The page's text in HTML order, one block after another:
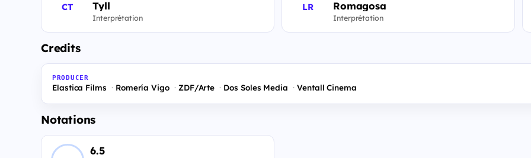
CT Tyll
Interprétation
LR Romagosa
Interprétation
Credits
PRODUCER
Elastica Films Romería Vigo ZDF/Arte Dos Soles Media Ventall Cinema
Notations
6.5